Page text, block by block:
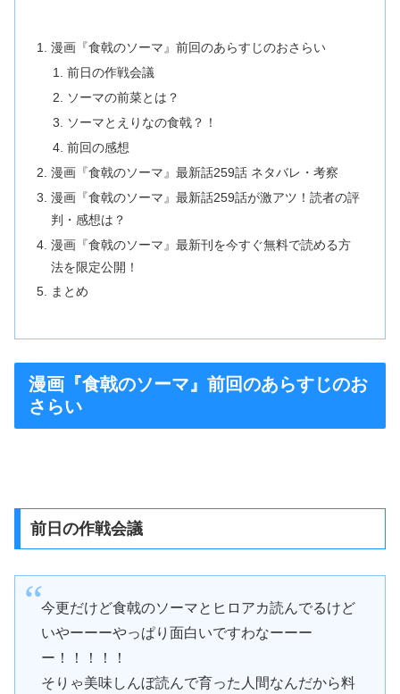
漫画『食戟のソーマ』前回のあらすじのおさらい
前日の作戦会議
ソーマの前菜とは？
ソーマとえりなの食戟？！
前回の感想
漫画『食戟のソーマ』最新話259話 ネタバレ・考察
漫画『食戟のソーマ』最新話259話が激アツ！読者の評
判・感想は？
漫画『食戟のソーマ』最新刊を今すぐ無料で読める方
法を限定公開！
まとめ
漫画『食戟のソーマ』前回のあらすじのお
さらい
前日の作戦会議
今更だけど食戟のソーマとヒロアカ読んでるけど
いやーーーやっぱり面白いですわなーーー
ー！！！！！
そりゃ美味しんぼ読んで育った人間なんだから料